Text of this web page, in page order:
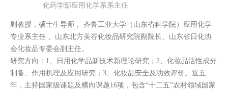
副教授，硕士生导师， 齐鲁工业大学（山东省科学院）应用化学
专业系主任 、山东北方美谷化妆品研究院副院长、山东省日化协
会化妆品专委会副主任。
研究方向：1、日用化学品新技术新理论研究；2、化妆品活性成分
制备、作用机理及应用研究；3、化妆品安全及功效评价。近五
年，主持国家级课题及横向课题16项，包含“十二五”农村领域国家
化药学部应用化学系系主任